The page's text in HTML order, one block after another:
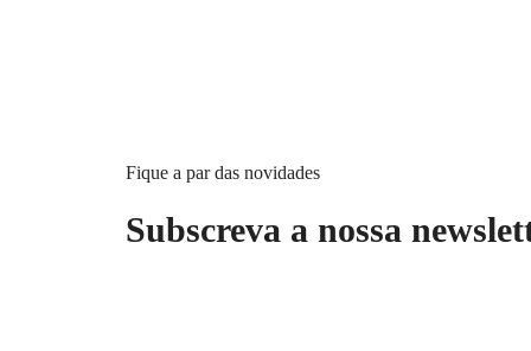
Fique a par das novidades
Subscreva a nossa